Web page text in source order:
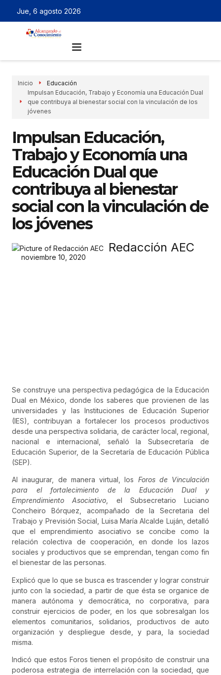
Jue, 6 agosto 2026
Inicio
Educación
Impulsan Educación, Trabajo y Economía una Educación Dual
que contribuya al bienestar social con la vinculación de los
jóvenes
Impulsan Educación,
Trabajo y Economía una
Educación Dual que
contribuya al bienestar
social con la vinculación de
los jóvenes
Redacción AEC
noviembre 10, 2020
Se construye una perspectiva pedagógica de la Educación
Dual en México, donde los saberes que provienen de las
universidades y las Instituciones de Educación Superior
(IES), contribuyan a fortalecer los procesos productivos
desde una perspectiva solidaria, de carácter local, regional,
nacional e internacional, señaló la Subsecretaría de
Educación Superior, de la Secretaría de Educación Pública
(SEP).
Al inaugurar, de manera virtual, los Foros de Vinculación
para el fortalecimiento de la Educación Dual y
Emprendimiento Asociativo , el Subsecretario Luciano
Concheiro Bórquez, acompañado de la Secretaria del
Trabajo y Previsión Social, Luisa María Alcalde Luján, detalló
que el emprendimiento asociativo se concibe como la
relación colectiva de cooperación, en donde los lazos
sociales y productivos que se emprendan, tengan como fin
el bienestar de las personas.
Explicó que lo que se busca es trascender y lograr construir
junto con la sociedad, a partir de que ésta se organice de
manera autónoma y democrática, no corporativa, para
construir ejercicios de poder, en los que sobresalgan los
elementos comunitarios, solidarios, productivos de auto
organización y despliegue desde, y para, la sociedad
misma.
Indicó que estos Foros tienen el propósito de construir una
poderosa estrategia de interrelación con la sociedad, que